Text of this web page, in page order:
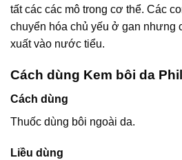
tất các các mô trong cơ thể. Các
chuyển hóa chủ yếu ở gan nhưng
xuất vào nước tiểu.
Cách dùng Kem bôi da
Cách dùng
Thuốc dùng bôi ngoài da.
Liều dùng